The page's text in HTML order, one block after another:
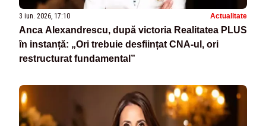
3 iun. 2026, 17:10 Actualitate
Anca Alexandrescu, după victoria Realitatea PLUS
în instanță: „Ori trebuie desființat CNA-ul, ori
restructurat fundamental”